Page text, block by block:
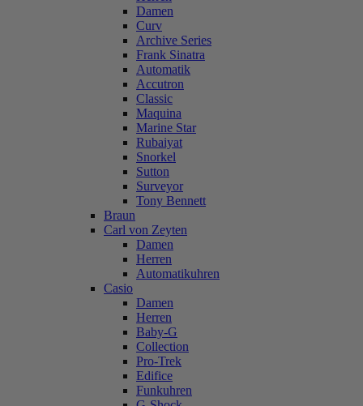
Damen
Curv
Archive Series
Frank Sinatra
Automatik
Accutron
Classic
Maquina
Marine Star
Rubaiyat
Snorkel
Sutton
Surveyor
Tony Bennett
Braun
Carl von Zeyten
Damen
Herren
Automatikuhren
Casio
Damen
Herren
Baby-G
Collection
Pro-Trek
Edifice
Funkuhren